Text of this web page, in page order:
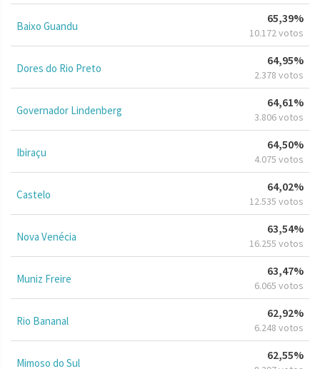
Baixo Guandu
65,39%
10.172 votos
Dores do Rio Preto
64,95%
2.378 votos
Governador Lindenberg
64,61%
3.806 votos
Ibiraçu
64,50%
4.075 votos
Castelo
64,02%
12.535 votos
Nova Venécia
63,54%
16.255 votos
Muniz Freire
63,47%
6.065 votos
Rio Bananal
62,92%
6.248 votos
Mimoso do Sul
62,55%